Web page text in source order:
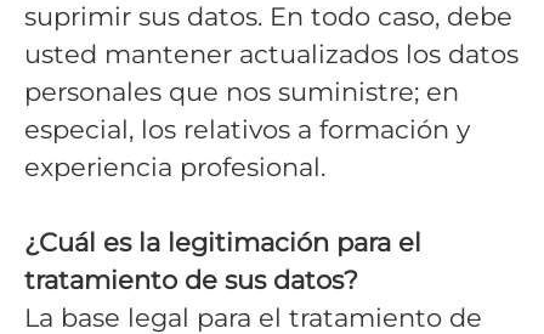
suprimir sus datos. En todo caso, debe
usted mantener actualizados los datos
personales que nos suministre; en
especial, los relativos a formación y
experiencia profesional.
¿Cuál es la legitimación para el
tratamiento de sus datos?
La base legal para el tratamiento de